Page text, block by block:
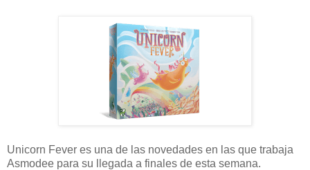
Unicorn Fever es una de las novedades en las que trabaja
Asmodee para su llegada a finales de esta semana.